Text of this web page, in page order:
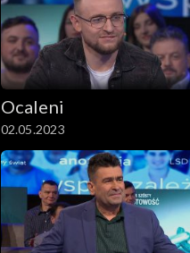
Ocaleni
02.05.2023